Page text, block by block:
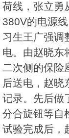
荷线，张立勇
380V的电源
习生王广强调
电。由赵晓东
二次侧的保险
后送电，赵晓
记录。先后做
分合旋钮等自
试验完成后，